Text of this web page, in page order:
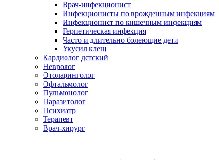
Врач-инфекционист
Инфекционисты по врожденным инфекциям
Инфекционист по кишечным инфекциям
Герпетическая инфекция
Часто и длительно болеющие дети
Укусил клещ
Кардиолог детский
Невролог
Отоларинголог
Офтальмолог
Пульмонолог
Паразитолог
Психиатр
Терапевт
Врач-хирург